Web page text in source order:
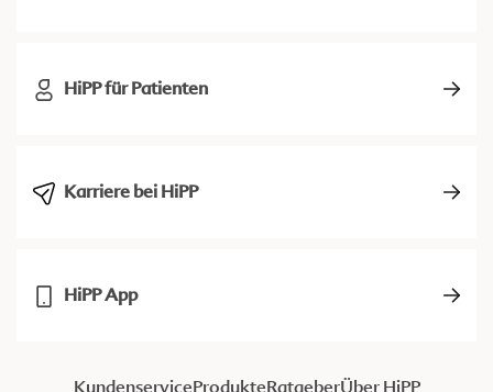
HiPP für Patienten
Karriere bei HiPP
HiPP App